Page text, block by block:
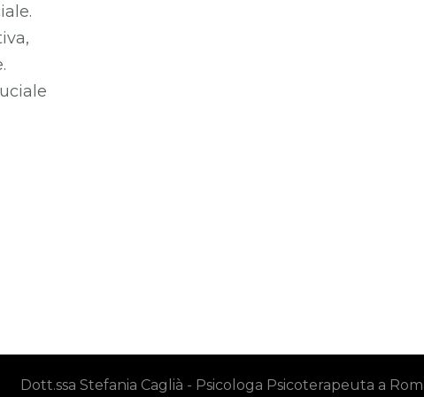
Dott.ssa Stefania Caglià - Psicologa Psicoterapeuta a